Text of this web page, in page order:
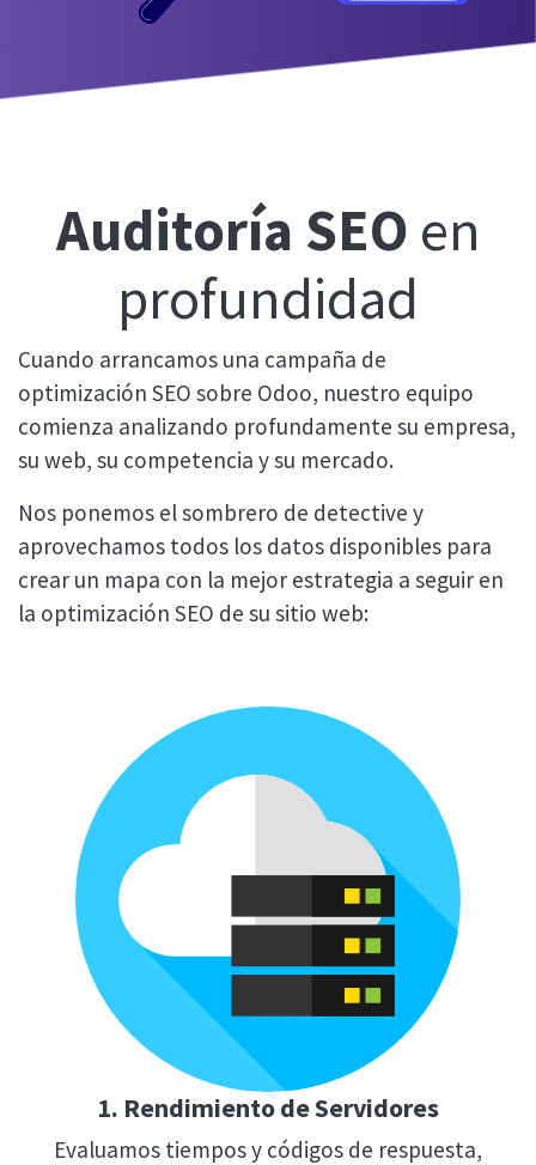
Auditoría SEO en
profundidad
Cuando arrancamos una campaña de
optimización SEO sobre Odoo, nuestro equipo
comienza analizando profundamente su empresa,
su web, su competencia y su mercado.
Nos ponemos el sombrero de detective y
aprovechamos todos los datos disponibles para
crear un mapa con la mejor estrategia a seguir en
la optimización SEO de su sitio web:
1. Rendimiento de Servidores
Evaluamos tiempos y códigos de respuesta,